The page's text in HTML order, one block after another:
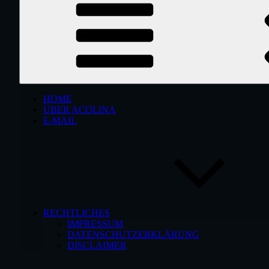
HOME
ÜBER ACOLINA
E-MAIL
RECHTLICHES
IMPRESSUM
DATENSCHUTZERKLÄRUNG
DISCLAIMER